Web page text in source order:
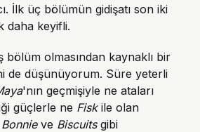
İlk üç bölümün gidişatı son iki
daha keyifli.
bölüm olmasından kaynaklı bir
de düşünüyorum. Süre yeterli
'nın geçmişiyle ne ataları
güçlerle ne Fiskile olan
Bonnieve Biscuitsgibi